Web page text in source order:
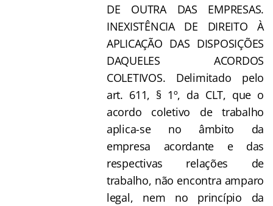
DE OUTRA DAS EMPRESAS.
INEXISTÊNCIA DE DIREITO À
APLICAÇÃO DAS DISPOSIÇÕES
DAQUELES ACORDOS
COLETIVOS. Delimitado pelo
art. 611, § 1º, da CLT, que o
acordo coletivo de trabalho
aplica-se no âmbito da
empresa acordante e das
respectivas relações de
trabalho, não encontra amparo
legal, nem no princípio da